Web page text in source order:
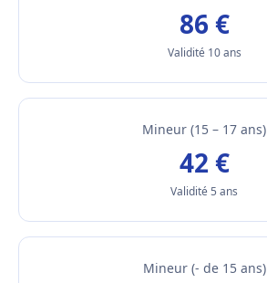
86 €
Validité 10 ans
Mineur (15 – 17 ans)
42 €
Validité 5 ans
Mineur (- de 15 ans)